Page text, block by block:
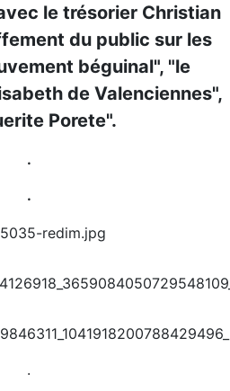
le trésorier Christian
du public sur les
béguinal", "le
de Valenciennes",
Porete".
.
.
.